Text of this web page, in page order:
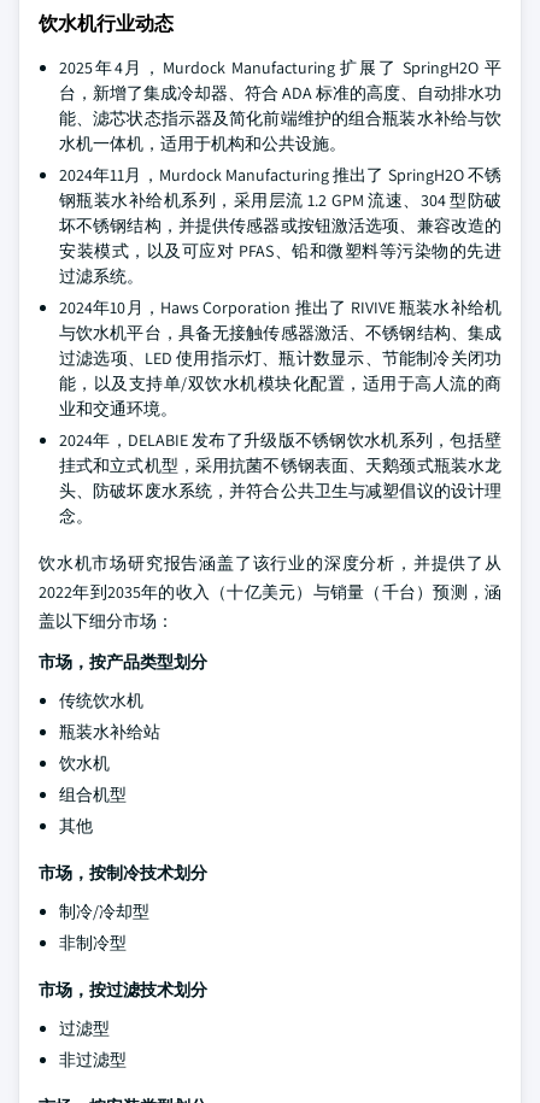
饮水机行业动态
2025年4月，Murdock Manufacturing 扩展了 SpringH2O 平
台，新增了集成冷却器、符合 ADA 标准的高度、自动排水功
能、滤芯状态指示器及简化前端维护的组合瓶装水补给与饮
水机一体机，适用于机构和公共设施。
2024年11月，Murdock Manufacturing 推出了 SpringH2O 不锈
钢瓶装水补给机系列，采用层流 1.2 GPM 流速、304 型防破
坏不锈钢结构，并提供传感器或按钮激活选项、兼容改造的
安装模式，以及可应对 PFAS、铅和微塑料等污染物的先进
过滤系统。
2024年10月，Haws Corporation 推出了 RIVIVE 瓶装水补给机
与饮水机平台，具备无接触传感器激活、不锈钢结构、集成
过滤选项、LED 使用指示灯、瓶计数显示、节能制冷关闭功
能，以及支持单/双饮水机模块化配置，适用于高人流的商
业和交通环境。
2024年，DELABIE 发布了升级版不锈钢饮水机系列，包括壁
挂式和立式机型，采用抗菌不锈钢表面、天鹅颈式瓶装水龙
头、防破坏废水系统，并符合公共卫生与减塑倡议的设计理
念。
饮水机市场研究报告涵盖了该行业的深度分析，并提供了从
2022年到2035年的收入（十亿美元）与销量（千台）预测，涵
盖以下细分市场：
市场，按产品类型划分
传统饮水机
瓶装水补给站
饮水机
组合机型
其他
市场，按制冷技术划分
制冷/冷却型
非制冷型
市场，按过滤技术划分
过滤型
非过滤型